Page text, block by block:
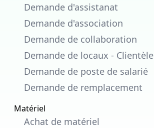
Demande d'assistanat
Demande d'association
Demande de collaboration
Demande de locaux - Clientèle
Demande de poste de salarié
Demande de remplacement
Matériel
Achat de matériel